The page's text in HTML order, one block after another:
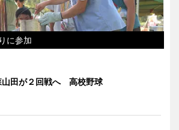
に参加
山田が２回戦へ 高校野球